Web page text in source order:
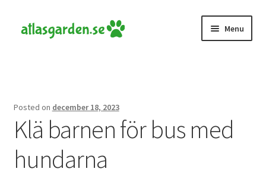
Skip
to
Skip
to
Menu
Posted on december 18, 2023
Klä barnen för bus med
hundarna